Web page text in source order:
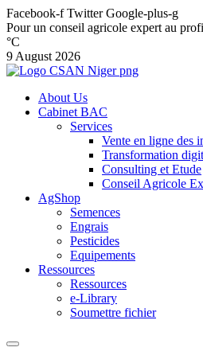
Facebook-f Twitter Google-plus-g
Pour un conseil agricole expert au
°C
9 August 2026
About Us
Cabinet BAC
Services
Vente en ligne des
Transformation
Consulting et Etude
Conseil Agricole
AgShop
Semences
Engrais
Pesticides
Equipements
Ressources
Ressources
e-Library
Soumettre fichier